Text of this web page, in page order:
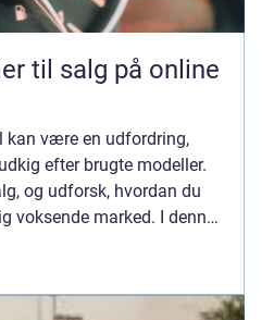
til salg på online
kan være en udfordring,
efter brugte modeller.
og udforsk, hvordan du
voksende marked. I denne